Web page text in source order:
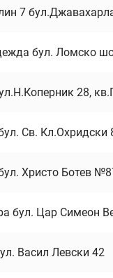
7
бул. Ломско
28,
Св. Кл.Охридски
Христо Ботев
бул. Цар Симеон
Васил Левски 42